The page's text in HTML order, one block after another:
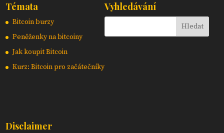
Témata
Bitcoin burzy
Peněženky na bitcoiny
Jak koupit Bitcoin
Kurz: Bitcoin pro začátečníky
Vyhledávání
Disclaimer